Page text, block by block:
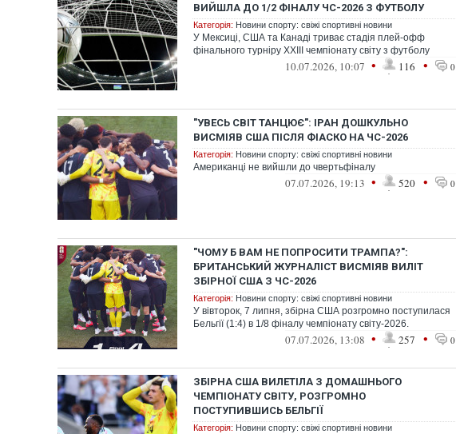
ВИЙШЛА ДО 1/2 ФІНАЛУ ЧС-2026 З ФУТБОЛУ
Категорія: Новини спорту: свіжі спортивні новини
У Мексиці, США та Канаді триває стадія плей-офф
фінального турніру XXIII чемпіонату світу з футболу
10.07.2026, 10:07 • 116 • 0
"УВЕСЬ СВІТ ТАНЦЮЄ": ІРАН ДОШКУЛЬНО
ВИСМІЯВ США ПІСЛЯ ФІАСКО НА ЧС-2026
Категорія: Новини спорту: свіжі спортивні новини
Американці не вийшли до чвертьфіналу
07.07.2026, 19:13 • 520 • 0
"ЧОМУ Б ВАМ НЕ ПОПРОСИТИ ТРАМПА?":
БРИТАНСЬКИЙ ЖУРНАЛІСТ ВИСМІЯВ ВИЛІТ
ЗБІРНОЇ США З ЧС-2026
Категорія: Новини спорту: свіжі спортивні новини
У вівторок, 7 липня, збірна США розгромно поступилася
Бельгії (1:4) в 1/8 фіналу чемпіонату світу-2026.
07.07.2026, 13:08 • 257 • 0
ЗБІРНА США ВИЛЕТІЛА З ДОМАШНЬОГО
ЧЕМПІОНАТУ СВІТУ, РОЗГРОМНО
ПОСТУПИВШИСЬ БЕЛЬГІЇ
Категорія: Новини спорту: свіжі спортивні новини